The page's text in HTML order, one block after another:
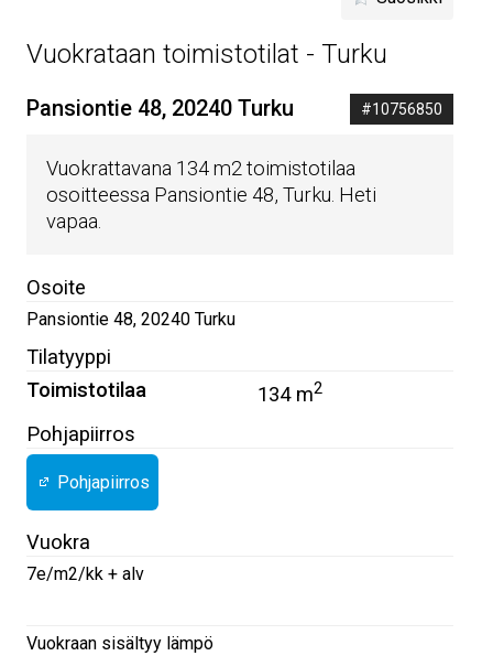
Vuokrataan toimistotilat - Turku
Pansiontie 48, 20240 Turku #10756850
Vuokrattavana 134 m2 toimistotilaa
osoitteessa Pansiontie 48, Turku. Heti
vapaa.
Osoite
Pansiontie 48, 20240 Turku
Tilatyyppi
Toimistotilaa
134 m2
Pohjapiirros
Pohjapiirros
Vuokra
7e/m2/kk + alv
Vuokraan sisältyy lämpö